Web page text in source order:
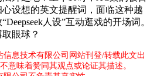
设想的英文提醒词，面临这种越
人设”互动逛戏的开场词。
眼球？
信息技术有限公司网站刊登/转载此文出
意味着赞同其观点或论证其描述。